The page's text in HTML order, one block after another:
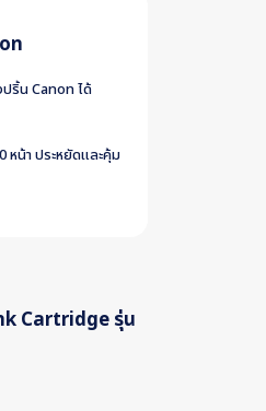
ริ้น Canon ได้
น้า ประหยัดและคุ้ม
Cartridge รุ่น